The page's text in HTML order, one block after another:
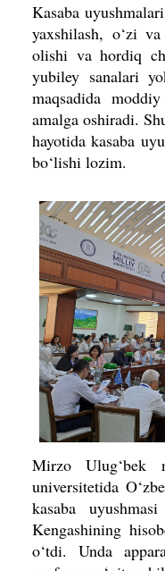
Kasaba
yaxshilash, o‘zi
olishi va hordiq
yubiley sanalari
maqsadida
amalga oshiradi.
hayotida kasaba
bo‘lishi lozim.
Mirzo Ulug‘bek
universitetida
kasaba
Kengashining
o‘tdi. Unda